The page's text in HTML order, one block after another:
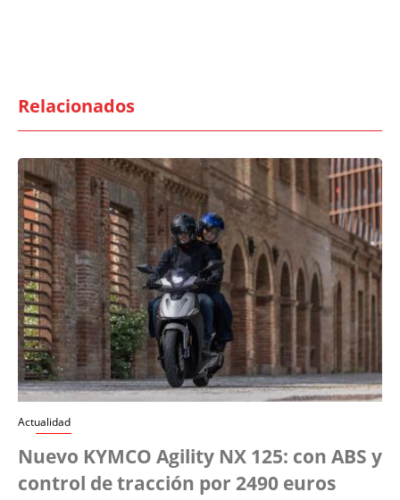
Relacionados
Actualidad
Nuevo KYMCO Agility NX 125: con ABS y
control de tracción por 2490 euros